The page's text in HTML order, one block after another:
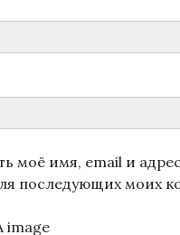
моё имя, email и
последующих моих